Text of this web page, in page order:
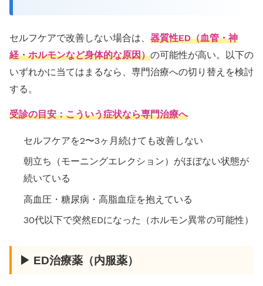
セルフケアで改善しない場合は、 器質性ED（血管・神
経・ホルモンなど身体的な原因）の可能性が高い。以下の
いずれかに当てはまるなら、専門治療への切り替えを検討
する。
受診の目安：こういう症状なら専門治療へ
セルフケアを2〜3ヶ月続けても改善しない
朝立ち（モーニングエレクション）がほぼない状態が
続いている
高血圧・糖尿病・高脂血症を抱えている
30代以下で突然EDになった（ホルモン異常の可能性）
▶ ED治療薬（内服薬）